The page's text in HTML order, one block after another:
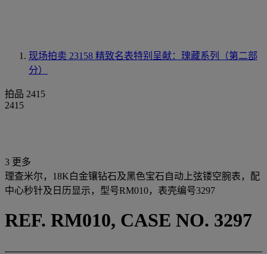
现场拍卖 23158 精致名表特别呈献：瑰藏系列（第二部
分）
拍品 2415
2415
3 更多
理查米尔，18K白金镶钻石及黑色宝石自动上弦镂空腕表，配
中心秒针及日历显示，型号RM010，表壳编号3297
REF. RM010, CASE NO. 3297